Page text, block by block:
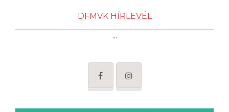
DFMVK HÍRLEVÉL
...